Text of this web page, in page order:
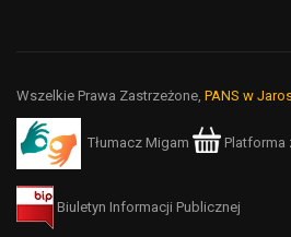
Wszelkie Prawa Zastrzeżone, PANS w
Tłumacz Migam Platforma
Biuletyn Informacji Publicznej